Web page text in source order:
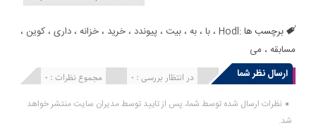
برچسب ها :Hodl ،با ،به ،بیت ،پیوندد ،خرید ،خزانه ،داری ،کوین ،
مسابقه ، می
ارسال نظر شما
مجموع نظرات : 0 در انتظار بررسی : 0 انتشار یافته : 0
نظرات ارسال شده توسط شما، پس از تایید توسط مدیران سایت منتشر خواهد
شد.